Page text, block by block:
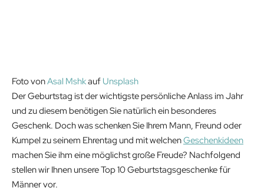
Foto vonAsal Mshkauf Unsplash
Der Geburtstag ist der wichtigste persönliche Anlass im Jahr
und zu diesem benötigen Sie natürlich ein besonderes
Geschenk. Doch was schenken Sie Ihrem Mann, Freund oder
Kumpel zu seinem Ehrentag und mit welchenGeschenkideen
machen Sie ihm eine möglichst große Freude? Nachfolgend
stellen wir Ihnen unsere Top 10 Geburtstagsgeschenke für
Männer vor.